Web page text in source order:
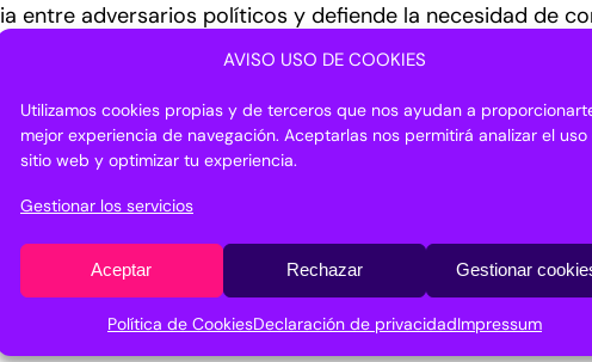
AVISO USO DE COOKIES
Utilizamos cookies propias y de terceros que nos ayudan a
mejor experiencia de navegación. Aceptarlas nos permitirá analizar el uso
sitio web y optimizar tu experiencia.
Gestionar los servicios
Aceptar Rechazar Gestionar
Política de CookiesDeclaración de privacidadImpressum
entre adversarios políticos y defiende la necesidad de
insulto personal tan presentes en estos días en el